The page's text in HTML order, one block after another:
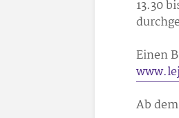
13.30
Einen
Ab